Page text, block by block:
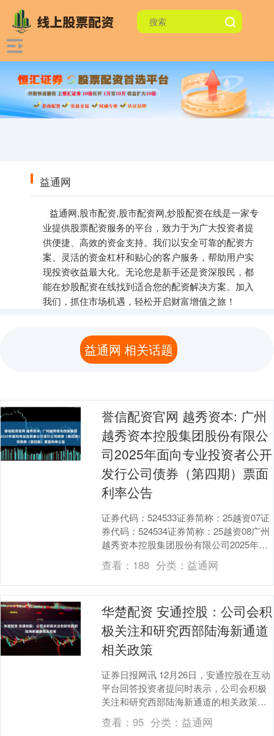
益通网
益通网,股市配资,股市配资网,炒股配资在线是一家专
业提供股票配资服务的平台，致力于为广大投资者提
供便捷、高效的资金支持。我们以安全可靠的配资方
案、灵活的资金杠杆和贴心的客户服务，帮助用户实
现投资收益最大化。无论您是新手还是资深股民，都
能在炒股配资在线找到适合您的配资解决方案。加入
我们，抓住市场机遇，轻松开启财富增值之旅！
益通网 相关话题
誉信配资官网 越秀资本: 广州
越秀资本控股集团股份有限公
司2025年面向专业投资者公开
发行公司债券（第四期）票面
利率公告
证券代码：524533证券简称：25越资07证
券代码：524534证券简称：25越资08广州
越秀资本控股集团股份有限公司2025年面
向专业投资者公开发行公司债券....
查看： 188 分类： 益通网
华楚配资 安通控股：公司会积
极关注和研究西部陆海新通道
相关政策
证券日报网讯 12月26日，安通控股在互动
平台回答投资者提问时表示，公司会积极
关注和研究西部陆海新通道的相关政策，
并结合自身实际情况开展相关业务。 海量
资讯、精....
查看：95 分类： 益通网